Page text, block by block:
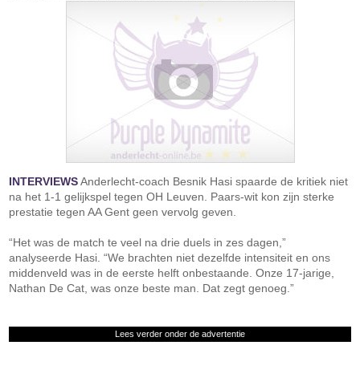
INTERVIEWSAnderlecht-coach Besnik Hasi spaarde de kritiek niet
na het 1-1 gelijkspel tegen OH Leuven. Paars-wit kon zijn sterke
prestatie tegen AA Gent geen vervolg geven.
“Het was de match te veel na drie duels in zes dagen,”
analyseerde Hasi. “We brachten niet dezelfde intensiteit en ons
middenveld was in de eerste helft onbestaande. Onze 17-jarige,
Nathan De Cat, was onze beste man. Dat zegt genoeg.”
Lees verder onder de advertentie